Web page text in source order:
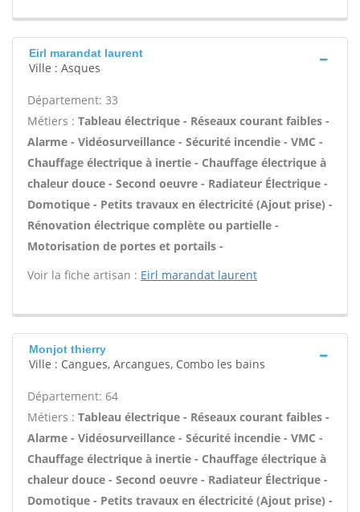
Eirl marandat laurent
Ville : Asques
Département: 33
Métiers : Tableau électrique - Réseaux courant faibles -
Alarme - Vidéosurveillance - Sécurité incendie - VMC -
Chauffage électrique à inertie - Chauffage électrique à
chaleur douce - Second oeuvre - Radiateur Électrique -
Domotique - Petits travaux en électricité (Ajout prise) -
Rénovation électrique complète ou partielle -
Motorisation de portes et portails -
Voir la fiche artisan : Eirl marandat laurent
Monjot thierry
Ville : Cangues, Arcangues, Combo les bains
Département: 64
Métiers : Tableau électrique - Réseaux courant faibles -
Alarme - Vidéosurveillance - Sécurité incendie - VMC -
Chauffage électrique à inertie - Chauffage électrique à
chaleur douce - Second oeuvre - Radiateur Électrique -
Domotique - Petits travaux en électricité (Ajout prise) -